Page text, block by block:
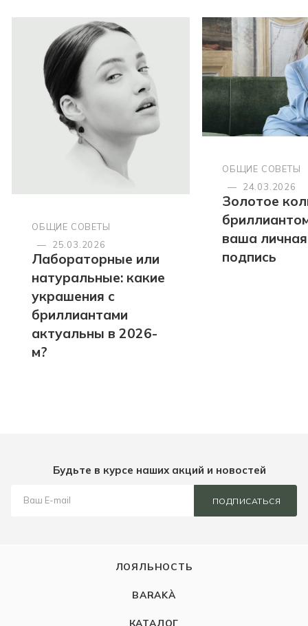
ОБЩИЕ СОВЕТЫ
—
25.03.2026
Лабораторные или
натуральные: какие
украшения с
бриллиантами
актуальны в 2026-
м?
ОБЩИЕ СОВЕТЫ
—
24.03.2026
Золотое
ваша личная
подпись
Будьте в курсе наших акций и новостей
ПОДПИСАТЬСЯ
ЛОЯЛЬНОСТЬ
BARAKÀ
КАТАЛОГ